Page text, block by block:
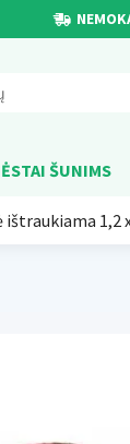
ŠUNIMS
1,2